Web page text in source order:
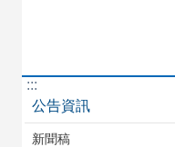
:::
公告資訊
新聞稿